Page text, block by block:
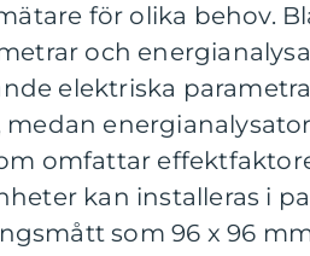
för olika behov.
och
elektriska
omfattar
kan installeras i
som 96 x 96